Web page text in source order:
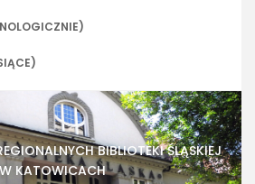
BIBLIOTEKI ŚLĄSKIEJ
W KATOWICACH